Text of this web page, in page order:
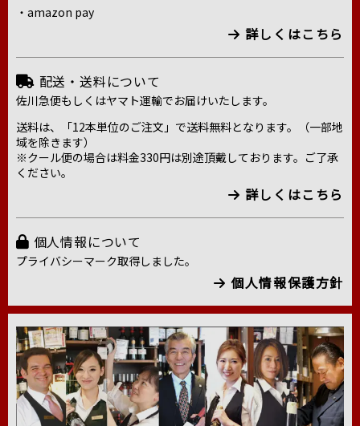
・amazon pay
詳しくはこちら
配送・送料について
佐川急便もしくはヤマト運輸でお届けいたします。
送料は、「12本単位のご注文」で送料無料となります。（一部地
域を除きます）
※クール便の場合は料金330円は別途頂戴しております。ご了承
ください。
詳しくはこちら
個人情報について
プライバシーマーク取得しました。
個人情報保護方針